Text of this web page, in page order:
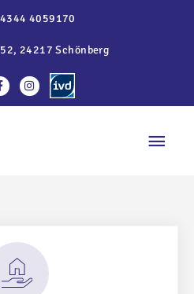
4059170
24217 Schönberg